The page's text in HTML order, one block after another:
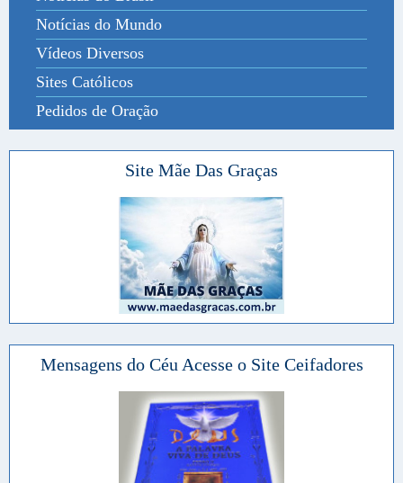
Notícias do Mundo
Vídeos Diversos
Sites Católicos
Pedidos de Oração
Site Mãe Das Graças
Mensagens do Céu Acesse o Site Ceifadores